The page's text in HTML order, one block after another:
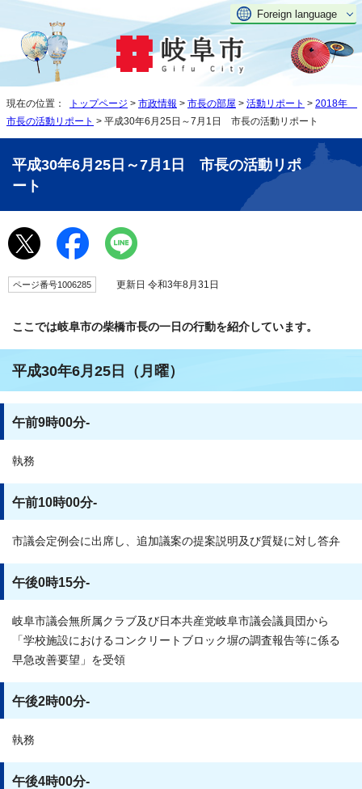
Foreign language
現在の位置： トップページ > 市政情報 > 市長の部屋 > 活動リポート > 2018年
市長の活動リポート > 平成30年6月25日～7月1日 市長の活動リポート
平成30年6月25日～7月1日 市長の活動リポ
ート
ページ番号1006285 更新日 令和3年8月31日
ここでは岐阜市の柴橋市長の一日の行動を紹介しています。
平成30年6月25日（月曜）
午前9時00分-
執務
午前10時00分-
市議会定例会に出席し、追加議案の提案説明及び質疑に対し答弁
午後0時15分-
岐阜市議会無所属クラブ及び日本共産党岐阜市議会議員団から
「学校施設におけるコンクリートブロック塀の調査報告等に係る
早急改善要望」を受領
午後2時00分-
執務
午後4時00分-